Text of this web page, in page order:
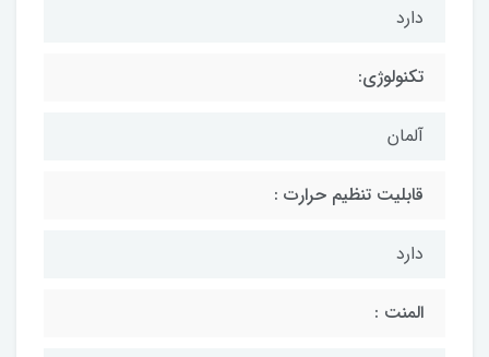
دارد
تکنولوژی:
آلمان
قابلیت تنظیم حرارت :
دارد
المنت :